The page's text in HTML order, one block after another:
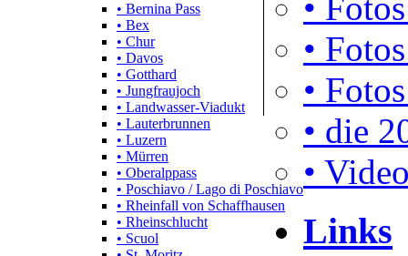
• Bernina Pass
• Bex
• Chur
• Davos
• Gotthard
• Jungfraujoch
• Landwasser-Viadukt
• Lauterbrunnen
• Luzern
• Mürren
• Oberalppass
• Poschiavo / Lago di Poschiavo
• Rheinfall von Schaffhausen
• Rheinschlucht
• Scuol
•
•
•
• die
•
Links